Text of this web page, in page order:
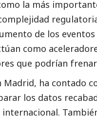
la más
de los
como
que podrían
Madrid, ha contado
los datos